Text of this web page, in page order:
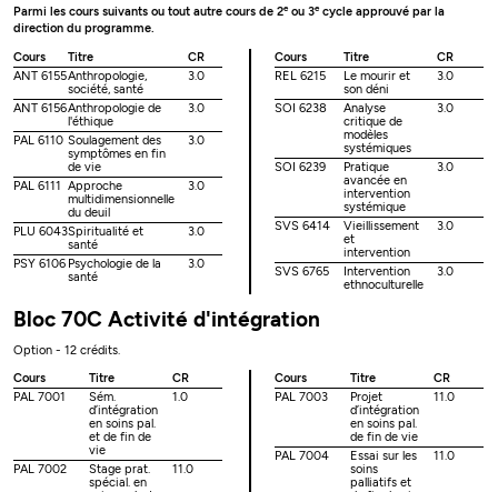
Parmi les cours suivants ou tout autre cours de 2eou 3ecycle approuvé par la
direction du programme.
Cours Titre
CR
ANT 6155Anthropologie,
société, santé
3.0
ANT 6156Anthropologie de
l'éthique
3.0
PAL 6110 Soulagement des
symptômes en fin
de vie
3.0
PAL 6111
Approche
multidimensionnelle
du deuil
3.0
PLU 6043Spiritualité et
santé
3.0
PSY 6106 Psychologie de la
santé
3.0
Cours Titre
CR
REL 6215
Le mourir et
son déni
3.0
SOI 6238
Analyse
critique de
modèles
systémiques
3.0
SOI 6239
Pratique
avancée en
intervention
systémique
3.0
SVS 6414
Vieillissement
et
intervention
3.0
SVS 6765
Intervention
ethnoculturelle
3.0
Bloc 70C Activité d'intégration
Option - 12 crédits.
Cours
Titre
CR
PAL 7001
Sém.
d’intégration
en soins pal.
et de fin de
vie
1.0
PAL 7002
Stage prat.
spécial. en
11.0
Cours Titre
CR
PAL 7003
Projet
d’intégration
en soins pal.
de fin de vie
11.0
PAL 7004
Essai sur les
soins
palliatifs et
11.0